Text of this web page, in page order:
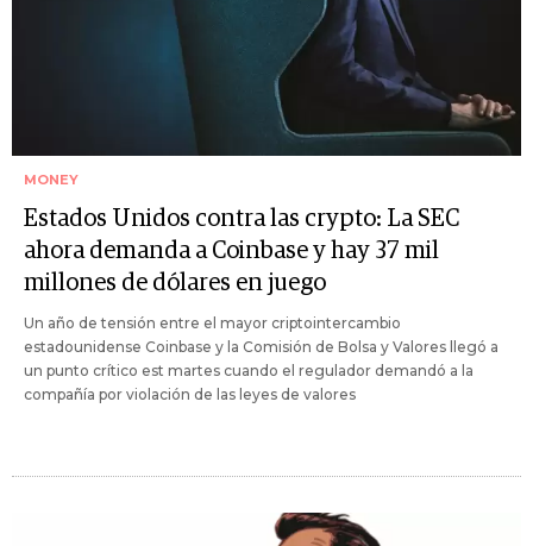
MONEY
Estados Unidos contra las crypto: La SEC
ahora demanda a Coinbase y hay 37 mil
millones de dólares en juego
Un año de tensión entre el mayor criptointercambio
estadounidense Coinbase y la Comisión de Bolsa y Valores llegó a
un punto crítico est martes cuando el regulador demandó a la
compañía por violación de las leyes de valores